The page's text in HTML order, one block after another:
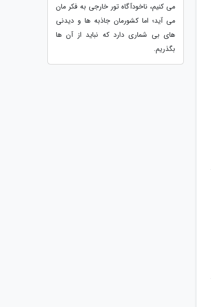
می کنیم، ناخودآگاه تور خارجی به فکر مان
می آید؛ اما کشورمان جاذبه ها و دیدنی
های بی شماری دارد که نباید از آن ها
بگذریم.